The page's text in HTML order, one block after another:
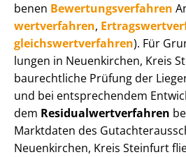
be­nen Be­wer­tungs­ver­fah­ren
wert­ver­fah­ren,
gleichs­wert­ver­fah­ren). Für
lun­gen in Neuenkirchen, Kreis
baurechtliche Prüfung der
und bei entsprechendem
dem Re­si­du­al­wert­ver­fah­ren
Marktdaten des
Neuenkirchen, Kreis Steinfurt